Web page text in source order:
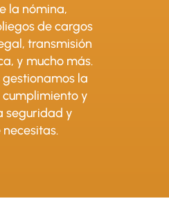
la nómina,
de cargos
transmisión
y mucho más.
gestionamos la
cumplimiento y
seguridad y